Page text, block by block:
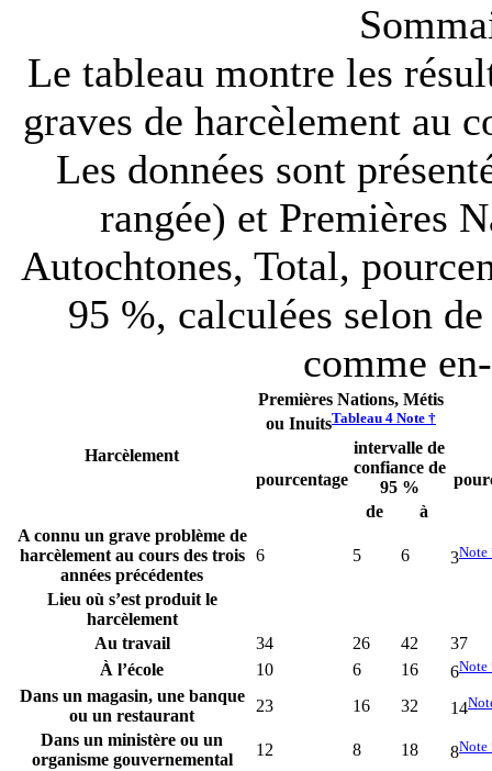
Le tableau montre les
graves de harcèlement au
Les données sont
rangée) et Premières
Autochtones, Total,
95 %, calculées selon
comme
Harcèlement
Premières Nations, Métis
ou InuitsTableau 4 Note †
pourcentage
intervalle de
confiance de
95 %
de
à
A connu un grave problème de
harcèlement au cours des trois
années précédentes
6 5 6 3Note
Lieu où s’est produit le
harcèlement
Au travail
34 26 42
37
À l’école
10 6 16 6Note
Dans un magasin, une banque
ou un restaurant
23 16 32 14
Dans un ministère ou un
organisme gouvernemental
12 8 18 8Note